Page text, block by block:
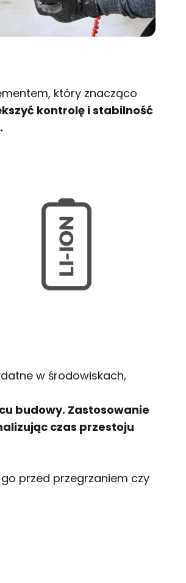
który znacząco
kontrolę i stabilność
w środowiskach,
budowy. Zastosowanie
czas przestoju
przed przegrzaniem czy